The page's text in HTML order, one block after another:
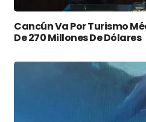
Cancún Va Por Turismo
De 270 Millones De Dólares